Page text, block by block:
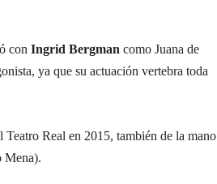
con Ingrid Bergman como Juana de
ya que su actuación vertebra toda
Real en 2015, también de la mano
Mena).